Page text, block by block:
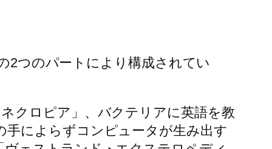
2つのパートにより構成されてい
クロピア」、バクテリアに英語を教
手によらずコンピュータが生み出す